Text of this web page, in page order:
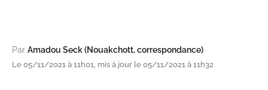
Par Amadou Seck (Nouakchott, correspondance)
Le 05/11/2021 à 11h01, mis à jour le 05/11/2021 à 11h32